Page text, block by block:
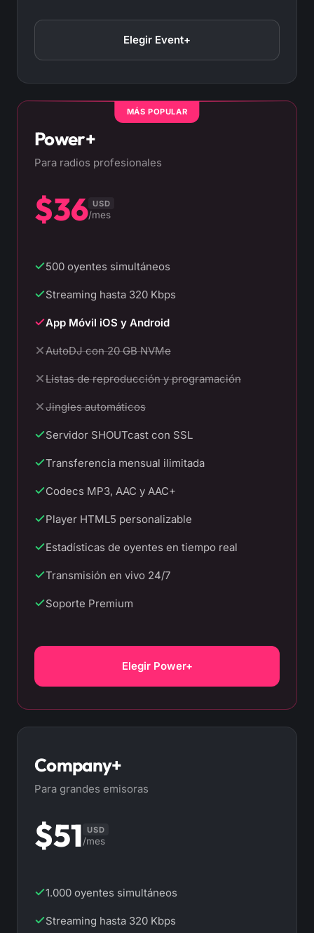
Elegir Event+
MÁS POPULAR
Power+
Para radios profesionales
$36 USD
/mes
500 oyentes simultáneos
Streaming hasta 320 Kbps
App Móvil iOS y Android
No incluida en este plan:
AutoDJ con 20 GB NVMe
No incluida en este plan:
Listas de reproducción y programación
No incluida en este plan:
Jingles automáticos
Servidor SHOUTcast con SSL
Transferencia mensual ilimitada
Codecs MP3, AAC y AAC+
Player HTML5 personalizable
Estadísticas de oyentes en tiempo real
Transmisión en vivo 24/7
Soporte Premium
Elegir Power+
Company+
Para grandes emisoras
$51 USD
/mes
1.000 oyentes simultáneos
Streaming hasta 320 Kbps